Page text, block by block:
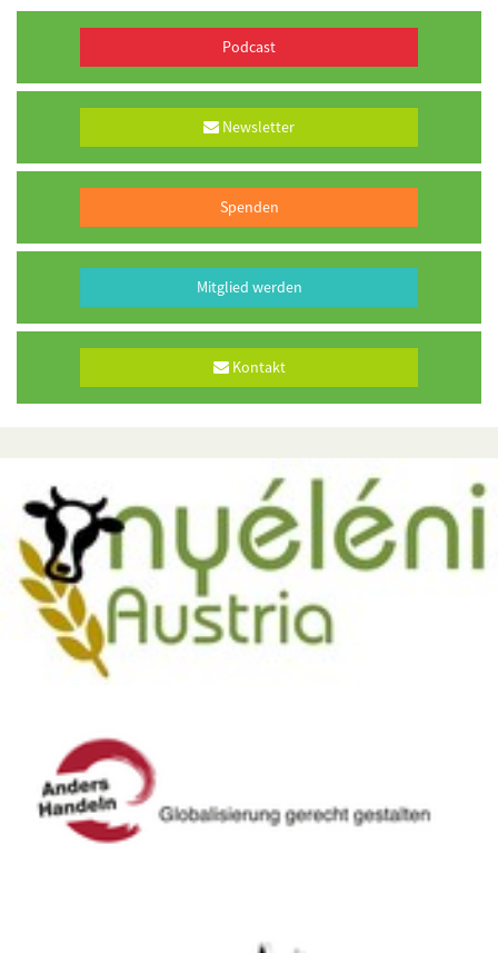
Podcast
Newsletter
Spenden
Mitglied werden
Kontakt